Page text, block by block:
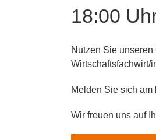
18:00
Nutzen Sie
Wirtschaftsfachwirt/
Melden Sie sich am
Wir freuen uns auf